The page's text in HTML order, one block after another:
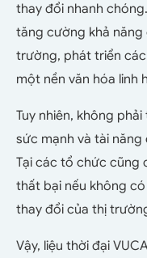
thay đổi nhanh
tăng cường khả
trường, phát triển
một nền văn hóa linh
Tuy nhiên, không
sức mạnh và tài
Tại các tổ chức cũng
thất bại nếu không
thay đổi của thị
Vậy, liệu thời đại